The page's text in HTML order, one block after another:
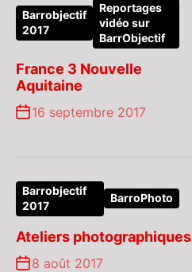
Barrobjectif
2017
Reportages
vidéo sur
BarrObjectif
France 3 Nouvelle
Aquitaine
16 septembre 2017
Barrobjectif
2017
BarroPhoto
Ateliers photographiques
8 août 2017